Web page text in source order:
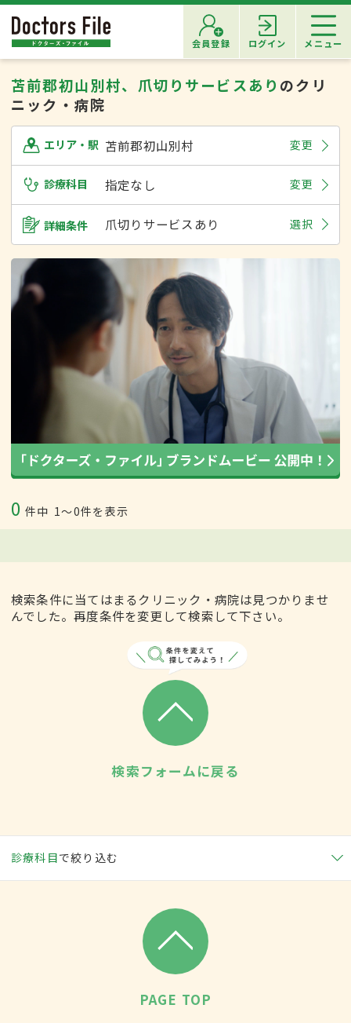
会員登録 ログイン メニュー
苫前郡初山別村、爪切りサービスあり のクリ
ニック・病院
エリア・駅 苫前郡初山別村 変更
診療科目 指定なし 変更
詳細条件 爪切りサービスあり 選択
0 件中 1〜0件を表示
検索条件に当てはまるクリニック・病院は見つかりませ
んでした。再度条件を変更して検索して下さい。
検索フォームに戻る
診療科目で絞り込む
PAGE TOP